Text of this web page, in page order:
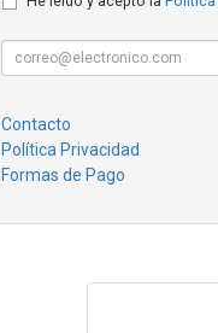
Contacto
Política Privacidad
Formas de Pago